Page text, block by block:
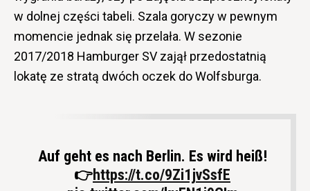
w dolnej części tabeli. Szala goryczy w pewnym
momencie jednak się przelała. W sezonie
2017/2018 Hamburger SV zajął przedostatnią
lokatę ze stratą dwóch oczek do Wolfsburga.
Auf geht es nach Berlin. Es wird heiß!
👉https://t.co/9Zi1jvSsfE